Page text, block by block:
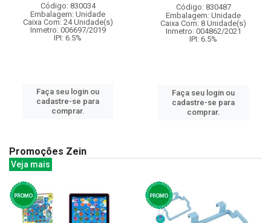
Código: 830034
Embalagem: Unidade
Caixa Com: 24 Unidade(s)
Inmetro: 006697/2019
IPI: 6.5%
Faça seu login ou
cadastre-se para
comprar.
Código: 830487
Embalagem: Unidade
Caixa Com: 8 Unidade(s)
Inmetro: 004862/2021
IPI: 6.5%
Faça seu login ou
cadastre-se para
comprar.
Promoções Zein
Veja mais